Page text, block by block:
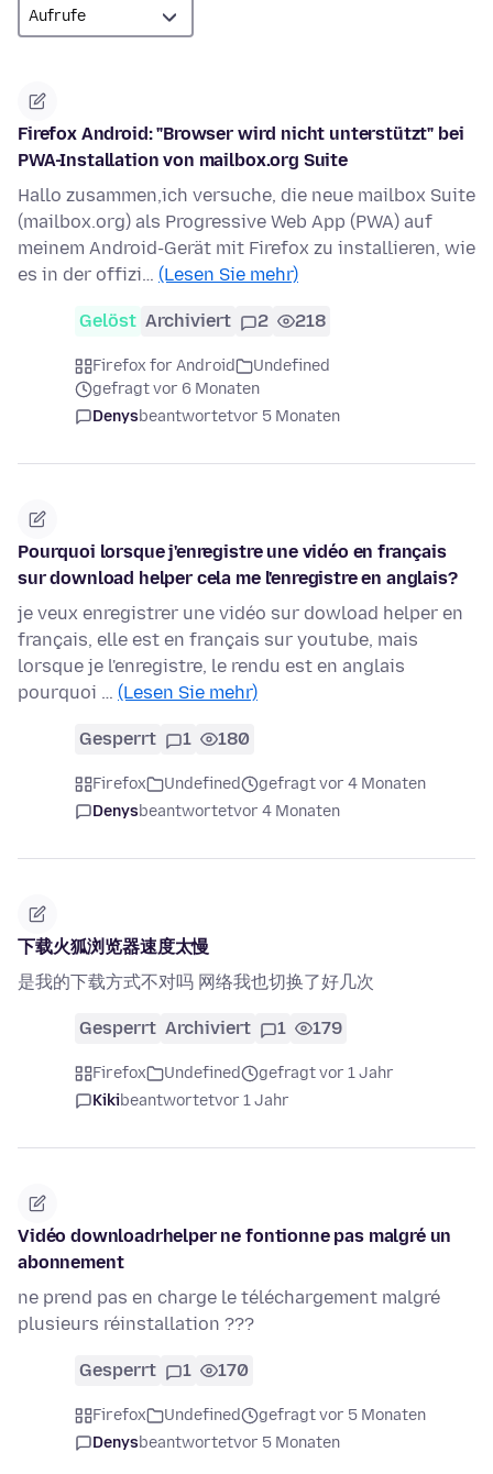
Firefox Android: "Browser wird nicht unterstützt" bei
PWA-Installation von mailbox.org Suite
Hallo zusammen,ich versuche, die neue mailbox Suite
(mailbox.org) als Progressive Web App (PWA) auf
meinem Android-Gerät mit Firefox zu installieren, wie
es in der offizi… (Lesen Sie mehr)
Gelöst Archiviert 2 218
Firefox for Android
Undefined
gefragt vor 6 Monaten
Denysbeantwortetvor 5 Monaten
Pourquoi lorsque j'enregistre une vidéo en français
sur download helper cela me l'enregistre en anglais?
je veux enregistrer une vidéo sur dowload helper en
français, elle est en français sur youtube, mais
lorsque je l'enregistre, le rendu est en anglais
pourquoi … (Lesen Sie mehr)
Gesperrt 1 180
Firefox Undefined
gefragt vor 4 Monaten
Denysbeantwortetvor 4 Monaten
下载火狐浏览器速度太慢
是我的下载方式不对吗 网络我也切换了好几次
Gesperrt Archiviert 1 179
Firefox Undefined
gefragt vor 1 Jahr
Kikibeantwortetvor 1 Jahr
Vidéo downloadrhelper ne fontionne pas malgré un
abonnement
ne prend pas en charge le téléchargement malgré
plusieurs réinstallation ???
Gesperrt 1 170
Firefox Undefined
gefragt vor 5 Monaten
Denysbeantwortetvor 5 Monaten